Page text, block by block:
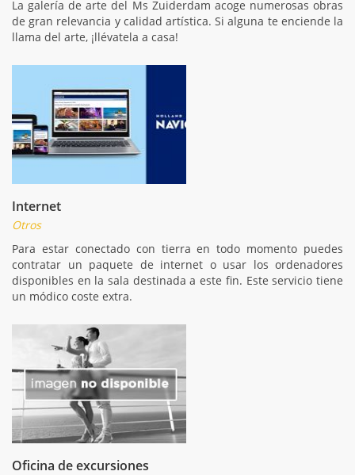
La galería de arte del Ms Zuiderdam acoge numerosas obras
de gran relevancia y calidad artística. Si alguna te enciende la
llama del arte, ¡llévatela a casa!
Internet
Otros
Para estar conectado con tierra en todo momento puedes
contratar un paquete de internet o usar los ordenadores
disponibles en la sala destinada a este fin. Este servicio tiene
un módico coste extra.
Oficina de excursiones